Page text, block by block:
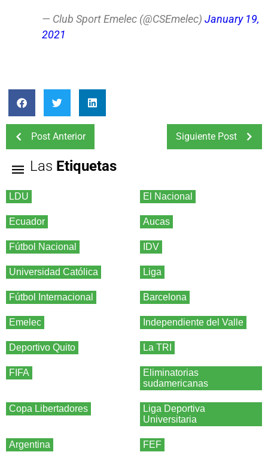
— Club Sport Emelec (@CSEmelec) January 19,
2021
Post Anterior Siguiente Post
Las Etiquetas
LDU El Nacional
Ecuador Aucas
Fútbol Nacional IDV
Universidad Católica Liga
Fútbol Internacional Barcelona
Emelec Independiente del Valle
Deportivo Quito La TRI
FIFA
Eliminatorias
sudamericanas
Copa Libertadores
Liga Deportiva
Universitaria
Argentina FEF